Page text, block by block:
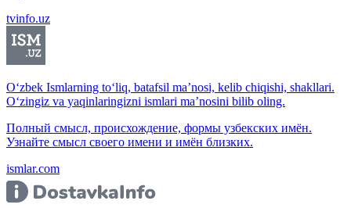
tvinfo.uz
O‘zbek Ismlarning to‘liq, batafsil ma’nosi, kelib chiqishi, shakllari.
O‘zingiz va yaqinlaringizni ismlari ma’nosini bilib oling.
Полный смысл, происхождение, формы узбекских имён.
Узнайте смысл своего имени и имён близких.
ismlar.com